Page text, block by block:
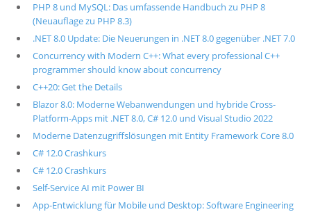
PHP 8 und MySQL: Das umfassende Handbuch zu PHP 8
(Neuauflage zu PHP 8.3)
.NET 8.0 Update: Die Neuerungen in .NET 8.0 gegenüber .NET 7.0
Concurrency with Modern C++: What every professional C++
programmer should know about concurrency
C++20: Get the Details
Blazor 8.0: Moderne Webanwendungen und hybride Cross-
Platform-Apps mit .NET 8.0, C# 12.0 und Visual Studio 2022
Moderne Datenzugriffslösungen mit Entity Framework Core 8.0
C# 12.0 Crashkurs
C# 12.0 Crashkurs
Self-Service AI mit Power BI
App-Entwicklung für Mobile und Desktop: Software Engineering